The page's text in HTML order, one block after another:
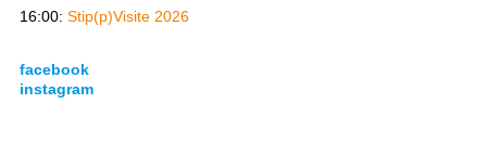
16:00: Stip(p)Visite 2026
facebook
instagram